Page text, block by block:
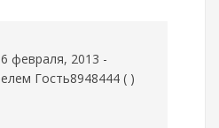
февраля, 2013 -
Гость8948444 ( )